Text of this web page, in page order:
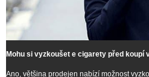
Mohu si vyzkoušet e cigarety před koupí
Ano, většina prodejen nabízí možnost